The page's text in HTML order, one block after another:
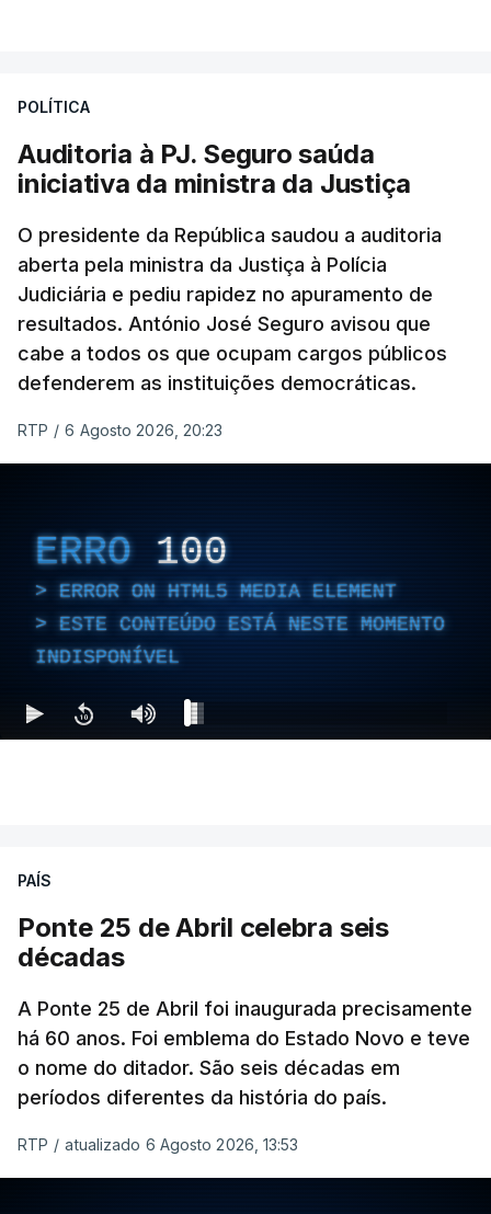
apreendido numa operação de droga.
POLÍTICA
Auditoria à PJ. Seguro saúda
iniciativa da ministra da Justiça
O presidente da República saudou a auditoria
aberta pela ministra da Justiça à Polícia
Judiciária e pediu rapidez no apuramento de
resultados. António José Seguro avisou que
cabe a todos os que ocupam cargos públicos
defenderem as instituições democráticas.
RTP / 6 Agosto 2026, 20:23
ERRO 100
ERROR ON HTML5 MEDIA ELEMENT
ESTE CONTEÚDO ESTÁ NESTE MOMENTO
INDISPONÍVEL
PAÍS
Ponte 25 de Abril celebra seis
décadas
A Ponte 25 de Abril foi inaugurada precisamente
há 60 anos. Foi emblema do Estado Novo e teve
o nome do ditador. São seis décadas em
períodos diferentes da história do país.
RTP / atualizado 6 Agosto 2026, 13:53